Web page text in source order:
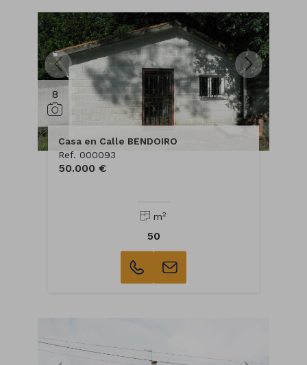
8
Casa en Calle BENDOIRO
Ref. 000093
50.000 €
m2
50